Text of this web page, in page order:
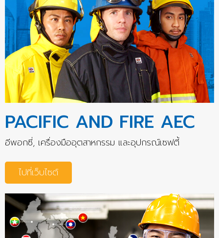
PACIFIC AND FIRE AEC
อีพอกซี่, เครื่องมืออุตสาหกรรม และอุปกรณ์เซฟตี้
ไปที่เว็บไซต์